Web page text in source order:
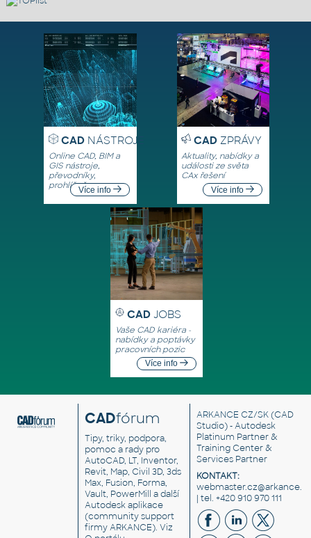
CADNÁSTROJE
Online CAD, BIM a
GIS nástroje,
převodníky,
prohlížečeVíce info
CADZPRÁVY
Aktuality, nabídky a
události ze světa
CAx řešení
Více info
CAD JOBS
Vaše CAD kariéra -
nabídky a poptávky
pracovních pozic
Více info
CADfórum
Tipy, triky, podpora,
pomoc a rady pro
AutoCAD, LT, Inventor,
Revit, Map, Civil 3D, 3ds
Max, Fusion, Forma,
Vault, PowerMill a další
Autodesk aplikace
(community support
firmy ARKANCE). Viz
ARKANCE CZ/SK(CAD
Studio) - Autodesk
Platinum Partner &
Training Center &
Services Partner
KONTAKT:
| tel. +420 910 970 111